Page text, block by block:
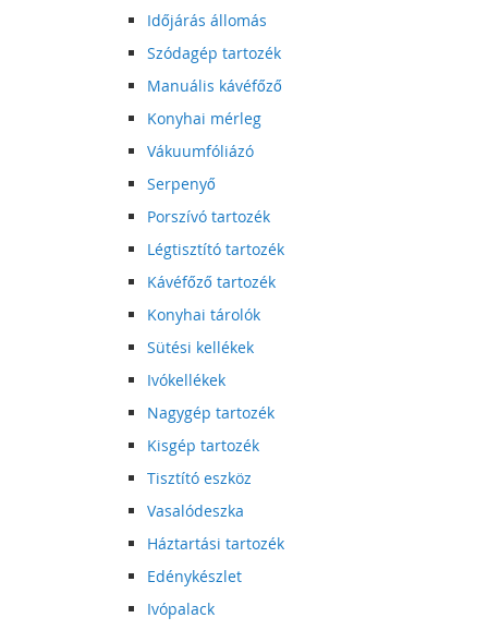
Időjárás állomás
Szódagép tartozék
Manuális kávéfőző
Konyhai mérleg
Vákuumfóliázó
Serpenyő
Porszívó tartozék
Légtisztító tartozék
Kávéfőző tartozék
Konyhai tárolók
Sütési kellékek
Ivókellékek
Nagygép tartozék
Kisgép tartozék
Tisztító eszköz
Vasalódeszka
Háztartási tartozék
Edénykészlet
Ivópalack